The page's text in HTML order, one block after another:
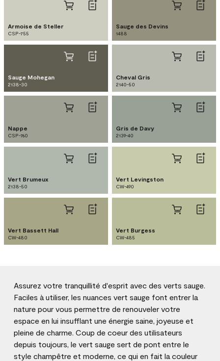
Armoise de Steller
CSP-755
Sauge des Devins
1488
Sauge Mohegan
2138-30
Cheval Gris
2140-50
Nappe
CSP-760
Gris de Davy
2139-40
Vert Brumeux
2138-50
Vert Levingston
CW-490
Vert Bassett Hall
CW-480
Vert Burgess
CW-485
Assurez votre tranquillité d'esprit avec des verts sauge.
Faciles à utiliser, les nuances vert sauge font entrer la
nature pour vous permettre de renouveler votre
espace en lui insufflant une énergie saine, joyeuse et
pleine de charme. Coup de coeur des utilisateurs
depuis toujours, le vert sauge sert de pont entre le
style champêtre et moderne, ce qui en fait la couleur